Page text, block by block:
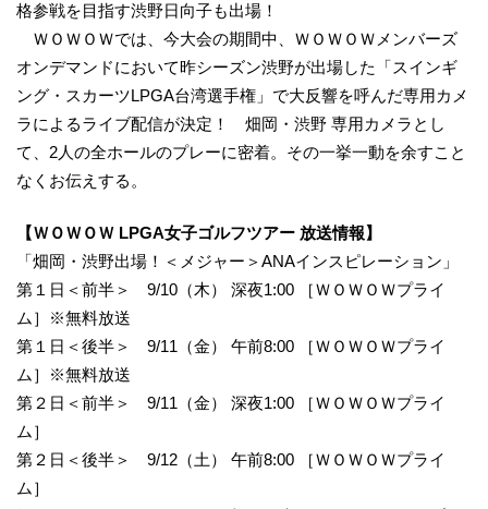
格参戦を目指す渋野日向子も出場！
ＷＯＷＯＷでは、今大会の期間中、ＷＯＷＯＷメンバーズ
オンデマンドにおいて昨シーズン渋野が出場した「スインギ
ング・スカーツLPGA台湾選手権」で大反響を呼んだ専用カメ
ラによるライブ配信が決定！ 畑岡・渋野 専用カメラとし
て、2人の全ホールのプレーに密着。その一挙一動を余すこと
なくお伝えする。
【ＷＯＷＯＷ LPGA女子ゴルフツアー 放送情報】
「畑岡・渋野出場！＜メジャー＞ANAインスピレーション」
第１日＜前半＞ 9/10（木） 深夜1:00 ［ＷＯＷＯＷプライ
ム］※無料放送
第１日＜後半＞ 9/11（金） 午前8:00 ［ＷＯＷＯＷプライ
ム］※無料放送
第２日＜前半＞ 9/11（金） 深夜1:00 ［ＷＯＷＯＷプライ
ム］
第２日＜後半＞ 9/12（土） 午前8:00 ［ＷＯＷＯＷプライ
ム］